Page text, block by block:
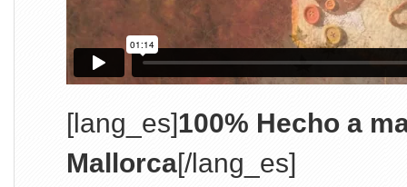
[lang_es]100% Hecho a
Mallorca[/lang_es]